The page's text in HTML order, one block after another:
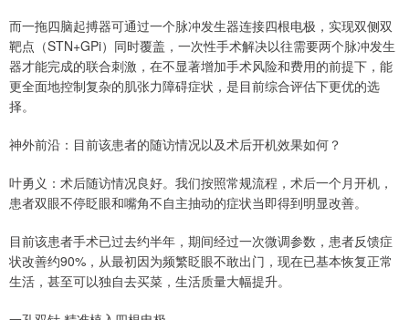
而一拖四脑起搏器可通过一个脉冲发生器连接四根电极，实现双侧双
靶点（STN+GPi）同时覆盖，一次性手术解决以往需要两个脉冲发生
器才能完成的联合刺激，在不显著增加手术风险和费用的前提下，能
更全面地控制复杂的肌张力障碍症状，是目前综合评估下更优的选
择。
神外前沿：目前该患者的随访情况以及术后开机效果如何？
叶勇义：术后随访情况良好。我们按照常规流程，术后一个月开机，
患者双眼不停眨眼和嘴角不自主抽动的症状当即得到明显改善。
目前该患者手术已过去约半年，期间经过一次微调参数，患者反馈症
状改善约90%，从最初因为频繁眨眼不敢出门，现在已基本恢复正常
生活，甚至可以独自去买菜，生活质量大幅提升。